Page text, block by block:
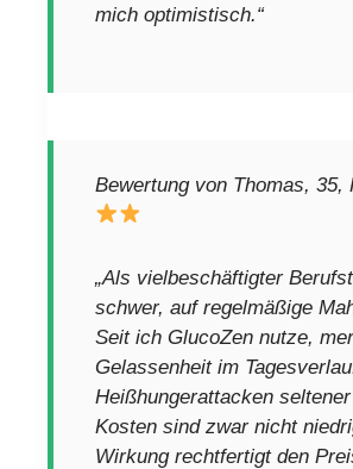
mich optimistisch.“
Bewertung von Thomas, 35,
„Als vielbeschäftigter
schwer, auf regelmäßige
Seit ich GlucoZen nutze,
Gelassenheit im
Heißhungerattacken
Kosten sind zwar nicht
Wirkung rechtfertigt den